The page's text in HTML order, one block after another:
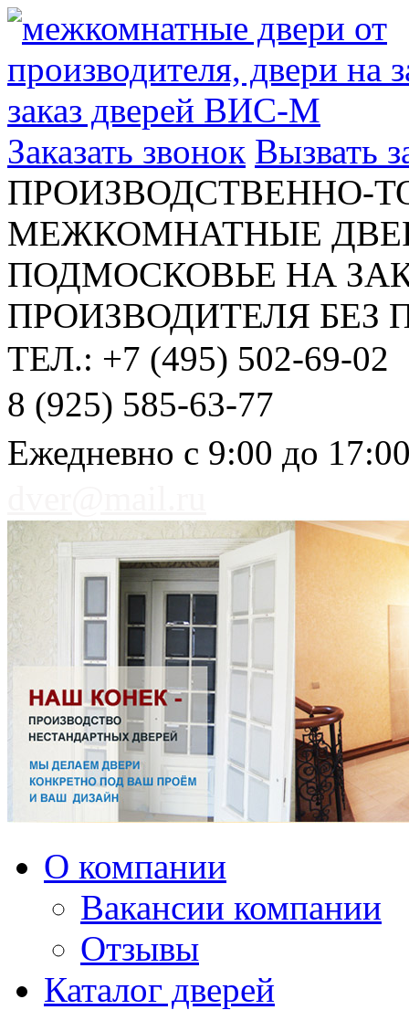
Заказать звонок Вызвать
ПРОИЗВОДСТВЕННО-
МЕЖКОМНАТНЫЕ
ПОДМОСКОВЬЕ НА
ПРОИЗВОДИТЕЛЯ БЕЗ
ТЕЛ.: +7 (495) 502-69-02
8 (925) 585-63-77
Ежедневно с 9:00 до
О компании
Вакансии компании
Отзывы
Каталог дверей